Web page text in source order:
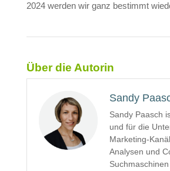
2024 werden wir ganz bestimmt
Über die Autorin
Sandy
Sandy Paasch
und für die
Marketing-
Analysen und